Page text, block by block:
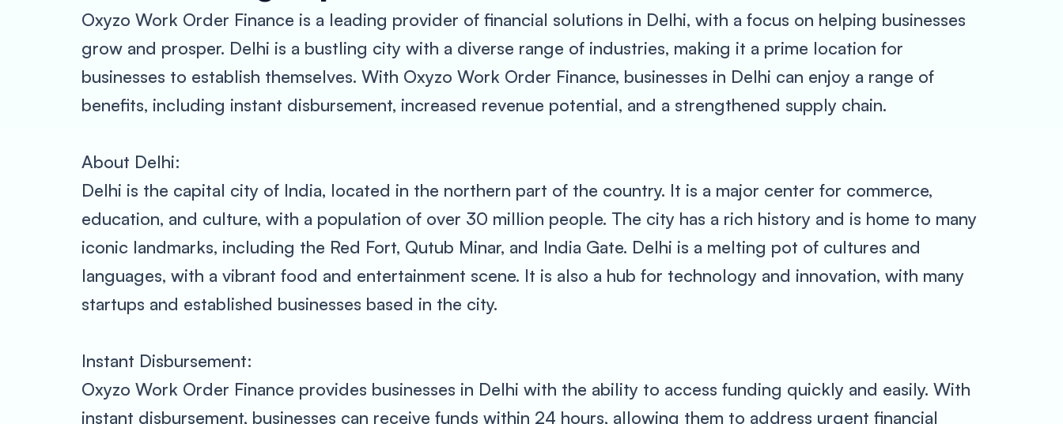
Oxyzo Work Order Finance is a leading provider of financial solutions in Delhi, with a focus on helping businesses
grow and prosper. Delhi is a bustling city with a diverse range of industries, making it a prime location for
businesses to establish themselves. With Oxyzo Work Order Finance, businesses in Delhi can enjoy a range of
benefits, including instant disbursement, increased revenue potential, and a strengthened supply chain.
About Delhi:
Delhi is the capital city of India, located in the northern part of the country. It is a major center for commerce,
education, and culture, with a population of over 30 million people. The city has a rich history and is home to many
iconic landmarks, including the Red Fort, Qutub Minar, and India Gate. Delhi is a melting pot of cultures and
languages, with a vibrant food and entertainment scene. It is also a hub for technology and innovation, with many
startups and established businesses based in the city.
Instant Disbursement:
Oxyzo Work Order Finance provides businesses in Delhi with the ability to access funding quickly and easily. With
instant disbursement, businesses can receive funds within 24 hours, allowing them to address urgent financial